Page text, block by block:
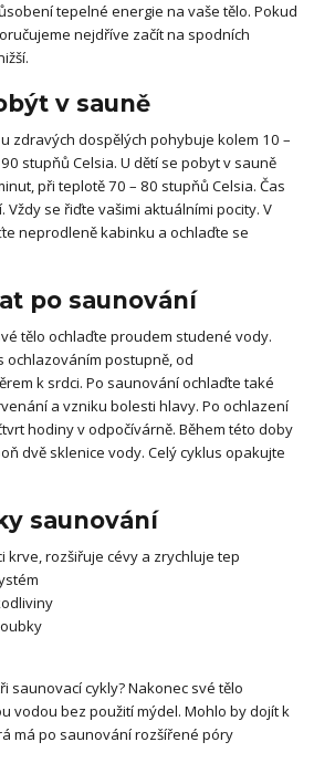
tepelné energie na vaše tělo. Pokud
nejdříve začít na spodních
v sauně
zdravých dospělých pohybuje kolem 10 –
stupňů Celsia. U dětí se pobyt v sauně
při teplotě 70 – 80 stupňů Celsia. Čas
se řiďte vašimi aktuálními pocity. V
neprodleně kabinku a ochlaďte se
po saunování
tělo ochlaďte proudem studené vody.
ochlazováním postupně, od
k srdci. Po saunování ochlaďte také
a vzniku bolesti hlavy. Po ochlazení
hodiny v odpočívárně. Během této doby
dvě sklenice vody. Celý cyklus opakujte
saunování
krve, rozšiřuje cévy a zrychluje tep
saunovací cykly? Nakonec své tělo
vodou bez použití mýdel. Mohlo by dojít k
má po saunování rozšířené póry